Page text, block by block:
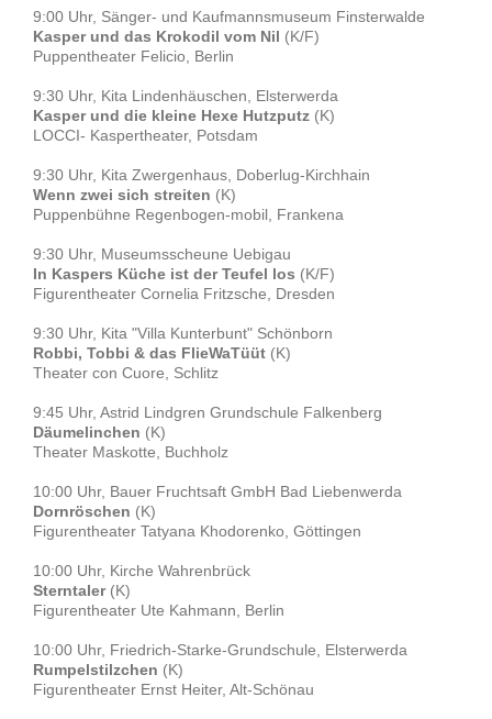
9:00 Uhr, Sänger- und Kaufmannsmuseum Finsterwalde
Kasper und das Krokodil vom Nil (K/F)
Puppentheater Felicio, Berlin
9:30 Uhr, Kita Lindenhäuschen, Elsterwerda
Kasper und die kleine Hexe Hutzputz (K)
LOCCI- Kaspertheater, Potsdam
9:30 Uhr, Kita Zwergenhaus, Doberlug-Kirchhain
Wenn zwei sich streiten (K)
Puppenbühne Regenbogen-mobil, Frankena
9:30 Uhr, Museumsscheune Uebigau
In Kaspers Küche ist der Teufel los (K/F)
Figurentheater Cornelia Fritzsche, Dresden
9:30 Uhr, Kita "Villa Kunterbunt" Schönborn
Robbi, Tobbi & das FlieWaTüüt (K)
Theater con Cuore, Schlitz
9:45 Uhr, Astrid Lindgren Grundschule Falkenberg
Däumelinchen (K)
Theater Maskotte, Buchholz
10:00 Uhr, Bauer Fruchtsaft GmbH Bad Liebenwerda
Dornröschen (K)
Figurentheater Tatyana Khodorenko, Göttingen
10:00 Uhr, Kirche Wahrenbrück
Sterntaler(K)
Figurentheater Ute Kahmann, Berlin
10:00 Uhr, Friedrich-Starke-Grundschule, Elsterwerda
Rumpelstilzchen (K)
Figurentheater Ernst Heiter, Alt-Schönau